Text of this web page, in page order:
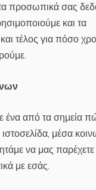
προσωπικά σας
και τα
τέλος για πόσο
ένα από τα σημεία
μέσα
να μας παρέχετε
με εσάς.